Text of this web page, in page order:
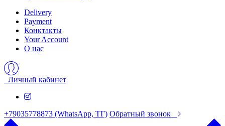
Delivery
Payment
Конктакты
Your Account
О нас
Личный кабинет
+79035778873 (WhatsApp, ТГ) Обратный звонок